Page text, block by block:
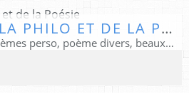
LE MONDE DE LA PHILO ET DE LA POÉSIE
Extraits de livres lus, poèmes perso, poème divers, beaux textes...